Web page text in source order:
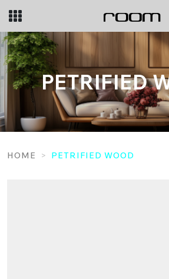
Skip
content
PETRIFIED
HOME PETRIFIED WOOD